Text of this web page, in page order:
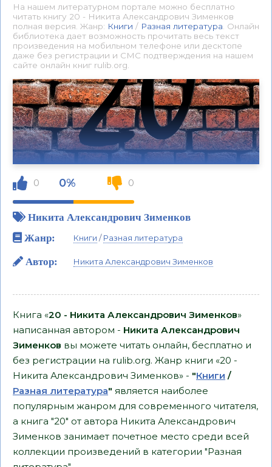
На нашем литературном портале можно бесплатно
читать книгу 20 - Никита Александрович Зименков
полная версия. Жанр: Книги / Разная литература . Онлайн
библиотека дает возможность прочитать весь текст
произведения на мобильном телефоне или десктопе
даже без регистрации и СМС подтверждения на нашем
сайте онлайн книг rulib.org.
0 0% 0
Никита Александрович Зименков
Жанр:
Книги /Разная литература
Автор: Никита Александрович Зименков
Книга «20 - Никита Александрович Зименков»
написанная автором - Никита Александрович
Зименков вы можете читать онлайн, бесплатно и
без регистрации на rulib.org. Жанр книги «20 -
Никита Александрович Зименков» - "Книги /
Разная литература" является наиболее
популярным жанром для современного читателя,
а книга "20" от автора Никита Александрович
Зименков занимает почетное место среди всей
коллекции произведений в категории "Разная